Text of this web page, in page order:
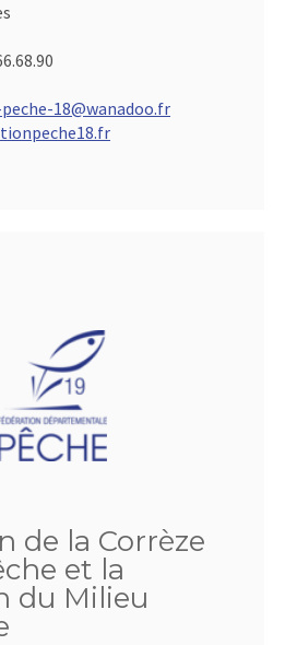
18@wanadoo.fr
de la Corrèze
et la
du Milieu